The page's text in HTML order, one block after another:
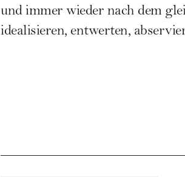
und immer wieder nach dem
idealisieren, entwerten,